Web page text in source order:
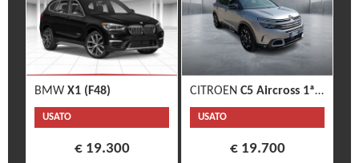
BMW X1 (F48)
USATO
€ 19.300
CITROEN C5 Aircross 1ª s.
USATO
€ 19.700